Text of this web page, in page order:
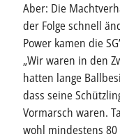
Aber: Die
der Folge schnell
Power kamen die
„Wir waren in den
hatten lange
dass seine
Vormarsch waren.
wohl mindestens